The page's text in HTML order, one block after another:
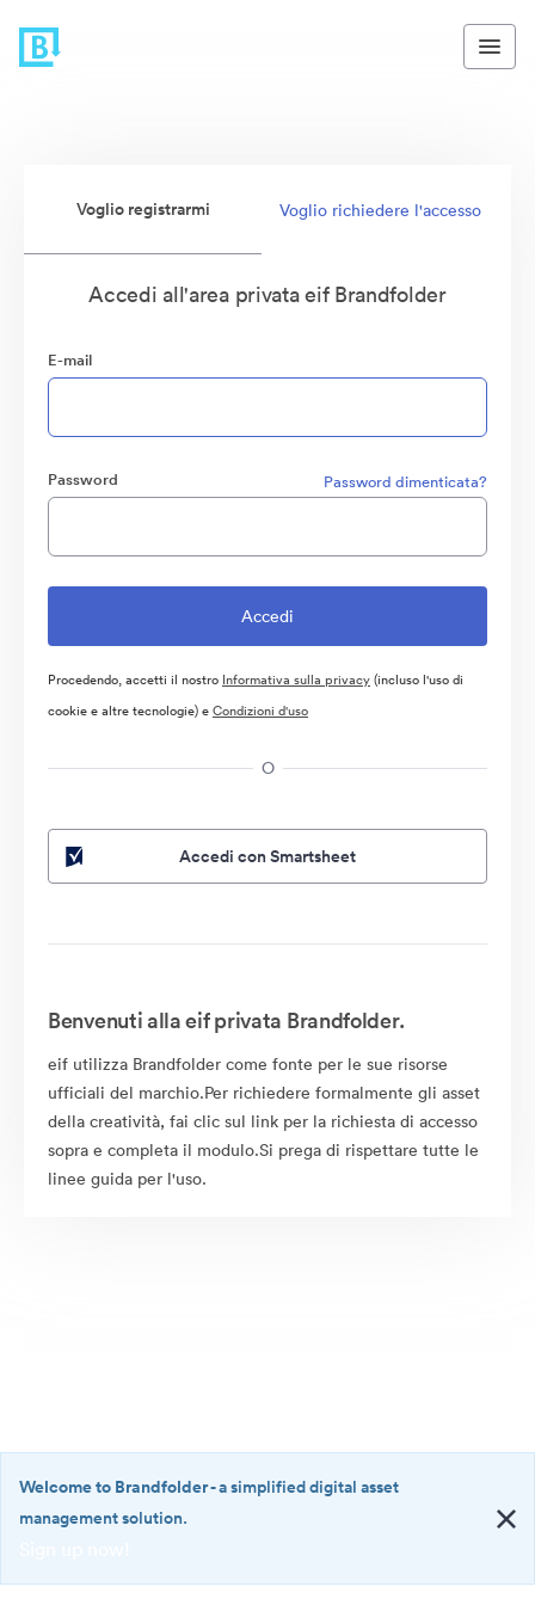
Voglio registrarmi Voglio richiedere l'accesso
Accedi all'area privata eif Brandfolder
E-mail
Password Password dimenticata?
Procedendo, accetti il nostro Informativa sulla privacy(incluso l'uso di
cookie e altre tecnologie) eCondizioni d'uso
O
Accedi con Smartsheet
Benvenuti alla eif privata Brandfolder.
eif utilizza Brandfolder come fonte per le sue risorse
ufficiali del marchio.Per richiedere formalmente gli asset
della creatività, fai clic sul link per la richiesta di accesso
sopra e completa il modulo.Si prega di rispettare tutte le
linee guida per l'uso.
·
Welcome to Brandfolder- a simplified digital asset
management solution.